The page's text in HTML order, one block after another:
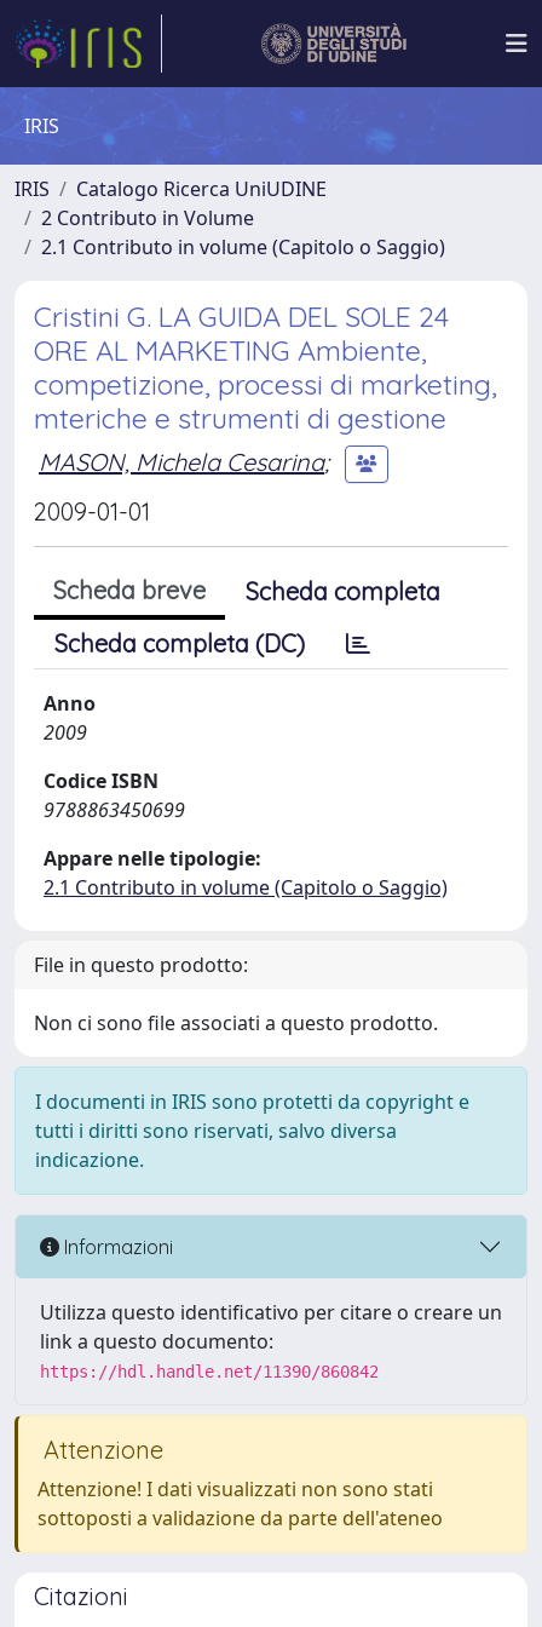
IRIS
IRIS
Catalogo Ricerca UniUDINE
2 Contributo in Volume
2.1 Contributo in volume (Capitolo o Saggio)
Cristini G. LA GUIDA DEL SOLE 24
ORE AL MARKETING Ambiente,
competizione, processi di marketing,
mteriche e strumenti di gestione
MASON, Michela Cesarina;
2009-01-01
Scheda breve
Scheda completa
Scheda completa (DC)
Anno
2009
Codice ISBN
9788863450699
Appare nelle tipologie:
2.1 Contributo in volume (Capitolo o Saggio)
File in questo prodotto:
Non ci sono file associati a questo prodotto.
I documenti in IRIS sono protetti da copyright e
tutti i diritti sono riservati, salvo diversa
indicazione.
Informazioni
Utilizza questo identificativo per citare o creare un
link a questo documento:
https://hdl.handle.net/11390/860842
Attenzione
Attenzione! I dati visualizzati non sono stati
sottoposti a validazione da parte dell'ateneo
Citazioni